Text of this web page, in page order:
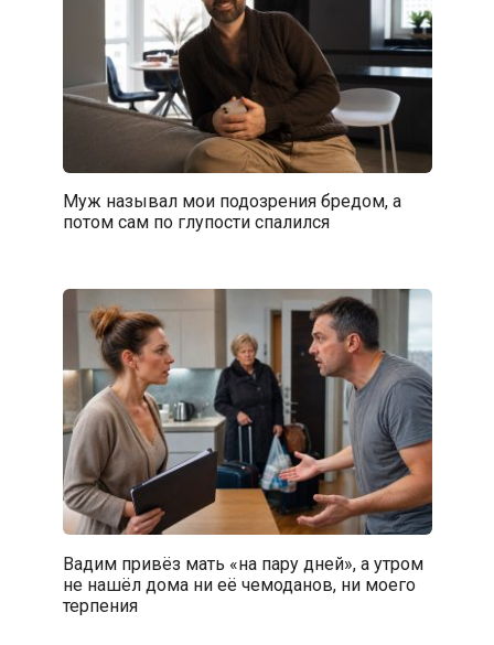
Муж называл мои подозрения бредом, а
потом сам по глупости спалился
Вадим привёз мать «на пару дней», а утром
не нашёл дома ни её чемоданов, ни моего
терпения